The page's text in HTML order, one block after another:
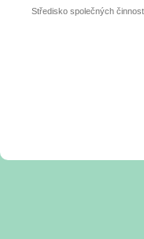
Středisko společných